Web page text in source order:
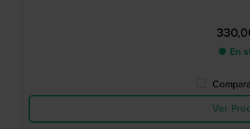
● En
Ver